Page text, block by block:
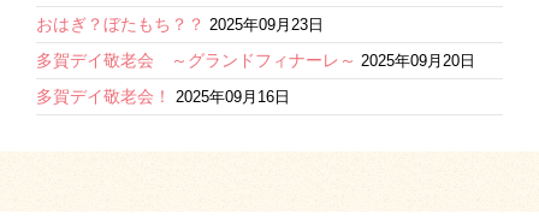
おはぎ？ぼたもち？？ 2025年09月23日
多賀デイ敬老会 ～グランドフィナーレ～ 2025年09月20日
多賀デイ敬老会！ 2025年09月16日